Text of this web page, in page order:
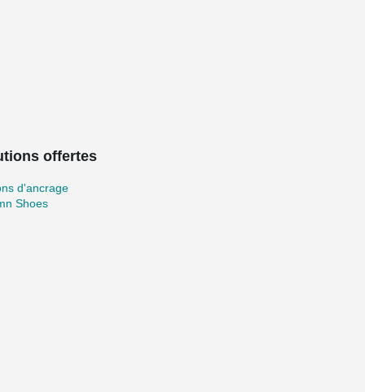
offertes
d'ancrage
Shoes